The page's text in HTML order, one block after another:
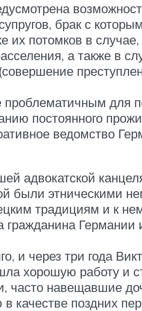
брак с
их потомков в
а также в
для
постоянного
ведомство
адвокатской
были этническими
традициям и к
и через три года
хорошую работу и
часто навещавшие
качестве поздних